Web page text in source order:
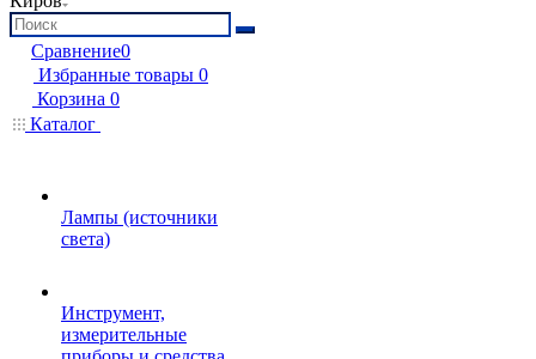
Сравнение0
Избранные товары 0
Корзина 0
Каталог
Лампы (источники
света)
Инструмент,
измерительные